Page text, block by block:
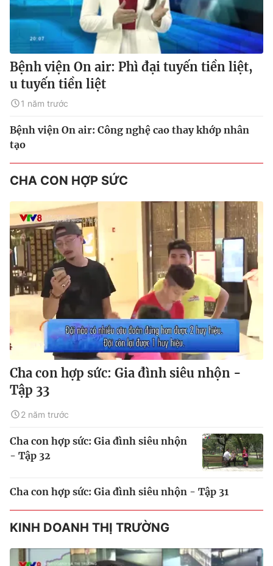
Bệnh viện On air: Phì đại tuyến tiền liệt,
u tuyến tiền liệt
1 năm trước
Bệnh viện On air: Công nghệ cao thay khớp nhân
tạo
CHA CON HỢP SỨC
Cha con hợp sức: Gia đình siêu nhộn -
Tập 33
2 năm trước
Cha con hợp sức: Gia đình siêu nhộn
- Tập 32
Cha con hợp sức: Gia đình siêu nhộn - Tập 31
KINH DOANH THỊ TRƯỜNG